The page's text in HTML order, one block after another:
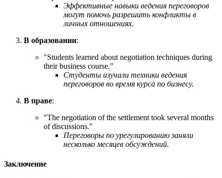
Эффективные навыки ведения переговоров
могут помочь разрешить конфликты в
личных отношениях.
В образовании:
"Students learned about negotiation techniques during
their business course."
Студенты изучали техники ведения
переговоров во время курса по бизнесу.
В праве:
"The negotiation of the settlement took several months
of discussions."
Переговоры по урегулированию заняли
несколько месяцев обсуждений.
Заключение